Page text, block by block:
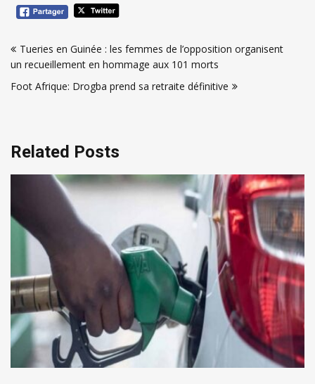
de
l’article
Tueries en Guinée : les femmes de l’opposition organisent
un recueillement en hommage aux 101 morts
Foot Afrique: Drogba prend sa retraite définitive
Related Posts